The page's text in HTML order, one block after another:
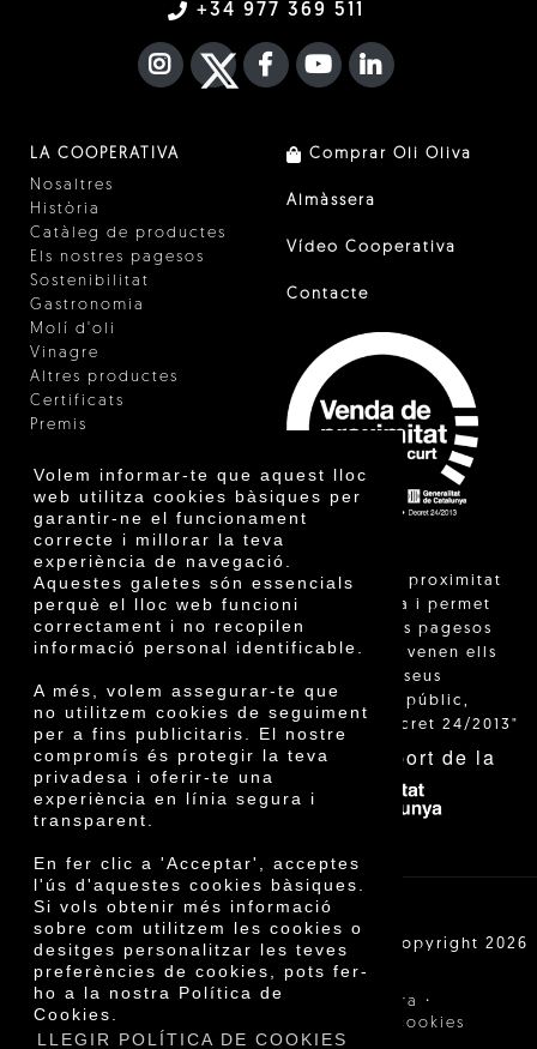
Volem informar-te que aquest lloc
web utilitza cookies bàsiques per
garantir-ne el funcionament
correcte i millorar la teva
experiència de navegació.
Aquestes galetes són essencials
perquè el lloc web funcioni
correctament i no recopilen
informació personal identificable.
A més, volem assegurar-te que
no utilitzem cookies de seguiment
per a fins publicitaris. El nostre
compromís és protegir la teva
privadesa i oferir-te una
experiència en línia segura i
transparent.
En fer clic a 'Acceptar', acceptes
l'ús d'aquestes cookies bàsiques.
Si vols obtenir més informació
sobre com utilitzem les cookies o
desitges personalitzar les teves
preferències de cookies, pots fer-
ho a la nostra Política de
Cookies.
LLEGIR POLÍTICA DE COOKIES
+34 977 369 511
INSTAGRAM
TWITTER
FACEBOOK F
YOUTUBEFA LINKEDIN
LA COOPERATIVA
Nosaltres
Història
Catàleg de productes
Els nostres pagesos
Sostenibilitat
Gastronomia
Molí d'oli
Vinagre
Altres productes
Certificats
Premis
Comprar Oli Oliva
Almàssera
Vídeo Cooperativa
Contacte
"La venda de proximitat
està regulada i permet
identificar els pagesos
catalans que venen ells
mateixos els seus
productes al públic,
segons el Decret 24/2013"
Amb el suport de la
Cooperativa Agrícola de Cambrils SCCL | Copyright 2026
Avís legal · Condicions de compra ·
Política de privacitat Política de cookies